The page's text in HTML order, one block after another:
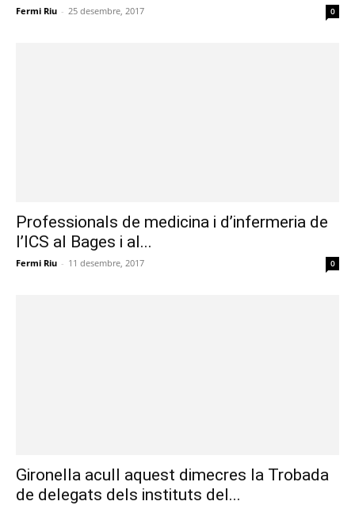
Fermi Riu - 25 desembre, 2017 0
Professionals de medicina i d’infermeria de
l’ICS al Bages i al...
Fermi Riu - 11 desembre, 2017 0
Gironella acull aquest dimecres la Trobada
de delegats dels instituts del...